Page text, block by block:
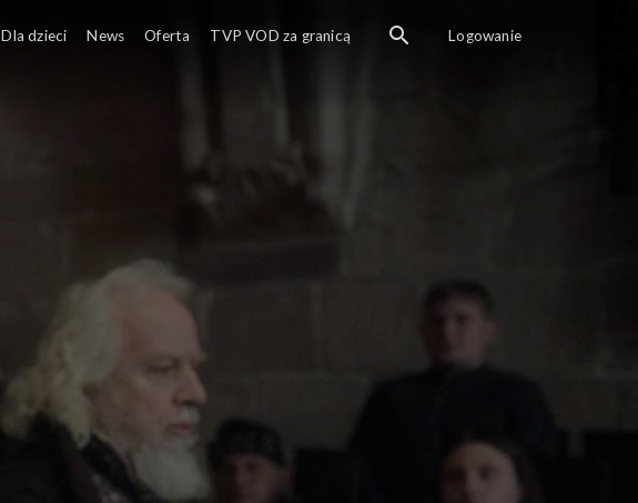
Dla dzieci News Oferta TVP VOD za granicą Logowanie